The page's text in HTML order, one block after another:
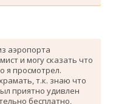
аэропорта
и могу сказать что
я просмотрел.
т.к. знаю что
приятно удивлен
бесплатно,